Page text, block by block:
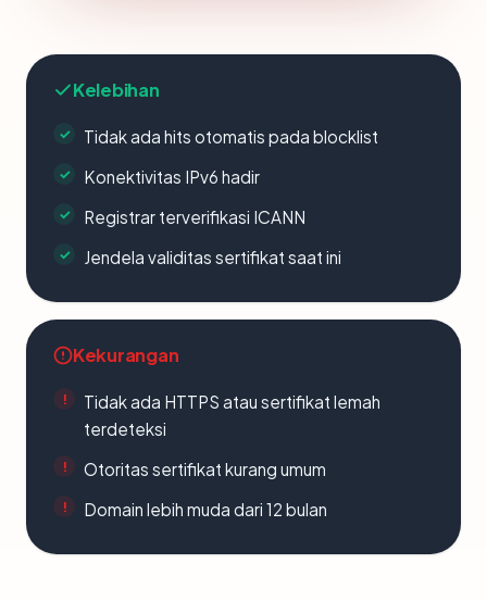
Kelebihan
Tidak ada hits otomatis pada blocklist
Konektivitas IPv6 hadir
Registrar terverifikasi ICANN
Jendela validitas sertifikat saat ini
Kekurangan
Tidak ada HTTPS atau sertifikat lemah
terdeteksi
Otoritas sertifikat kurang umum
Domain lebih muda dari 12 bulan